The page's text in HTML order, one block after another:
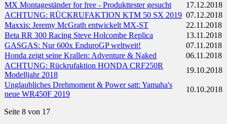
MX Montageständer for free - Produkttester gesucht
17.12.2018
ACHTUNG: RÜCKRUFAKTION KTM 50 SX 2019 07.12.2018
Maxxis: Jeremy McGrath entwickelt MX-ST
22.11.2018
Beta RR 300 Racing Steve Holcombe Replica
13.11.2018
GASGAS: Nur 600x EnduroGP weltweit!
07.11.2018
Honda zeigt seine Krallen: Adventure & Naked
06.11.2018
ACHTUNG: Rückrufaktion HONDA CRF250R
Modelljahr 2018
19.10.2018
Unglaubliches Drehmoment & Power satt: Yamaha's
neue WR450F 2019
10.10.2018
Seite 8 von 17